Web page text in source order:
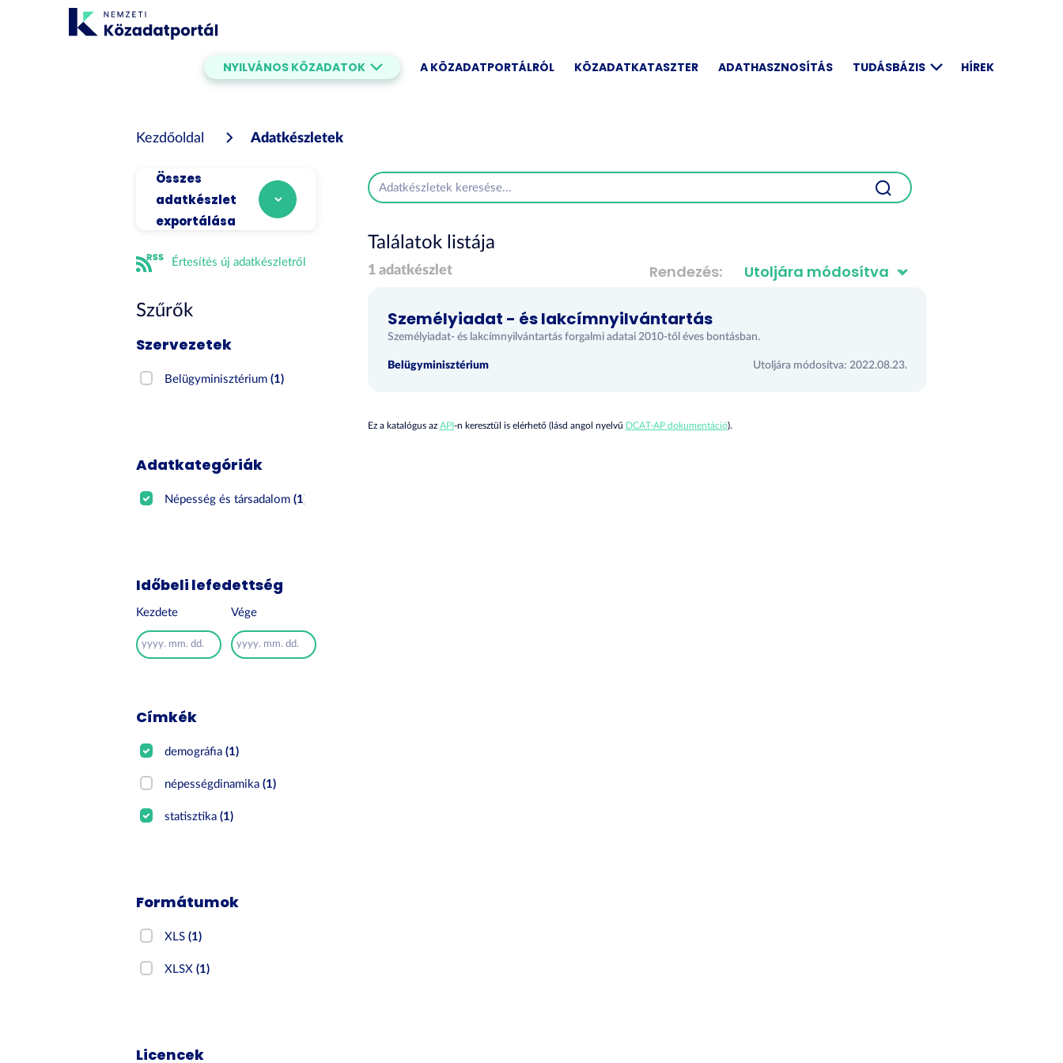
NYILVÁNOS KÖZADATOK A KÖZADATPORTÁLRÓL KÖZADATKATASZTER ADATHASZNOSÍTÁS TUDÁSBÁZIS HÍREK
Kezdőoldal Adatkészletek
Összes
adatkészlet
exportálása
Értesítés új adatkészletről
Szűrők
Szervezetek
Belügyminisztérium(1)
Adatkategóriák
Népesség és társadalom(1)
Időbeli lefedettség
Kezdete Vége
Címkék
demográfia(1)
népességdinamika(1)
statisztika(1)
Formátumok
XLS(1)
XLSX(1)
Licencek
Rendezés
Találatok listája
1 adatkészlet
Személyiadat - és lakcímnyilvántartás
Személyiadat- és lakcímnyilvántartás forgalmi adatai 2010-től éves bontásban.
Belügyminisztérium Utoljára módosítva: 2022.08.23.
Ez a katalógus az API-n keresztül is elérhető (lásd angol nyelvű DCAT-AP dokumentáció).